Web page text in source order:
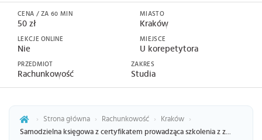
CENA / ZA 60 MIN
50 zł
LEKCJE ONLINE
Nie
MIASTO
Kraków
MIEJSCE
U korepetytora
PRZEDMIOT
Rachunkowość
ZAKRES
Studia
› Strona główna › Rachunkowość › Kraków
›
Samodzielna księgowa z certyfikatem prowadząca szkolenia z z...